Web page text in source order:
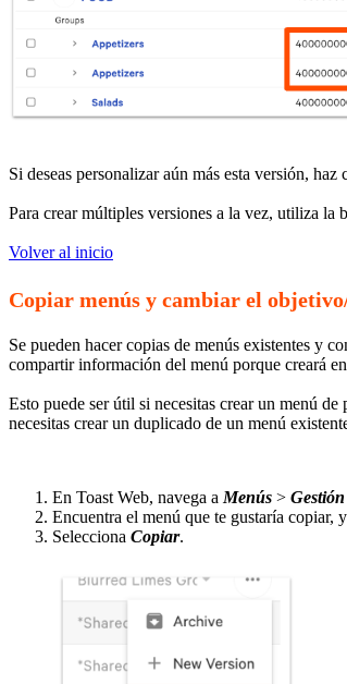
Si deseas personalizar aún más esta versión,
Para crear múltiples versiones a la vez, utiliza la
Volver al inicio
Copiar menús y cambiar el
Se pueden hacer copias de menús existentes y
compartir información del menú porque creará
Esto puede ser útil si necesitas crear un menú
necesitas crear un duplicado de un menú
En Toast Web, navega a Menús >
Encuentra el menú que te gustaría copiar,
Selecciona Copiar.